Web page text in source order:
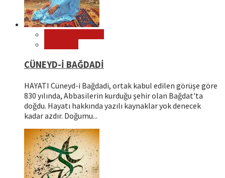
CÜNEYD-İ BAĞDADİ
HAYATI Cüneyd-i Bağdadi, ortak kabul edilen görüşe göre
830 yılında, Abbasilerin kurduğu şehir olan Bağdat'ta
doğdu. Hayatı hakkında yazılı kaynaklar yok denecek
kadar azdır. Doğumu...